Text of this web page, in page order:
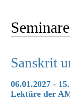
Seminare
Sanskrit
06.01.2027 -
Lektüre der